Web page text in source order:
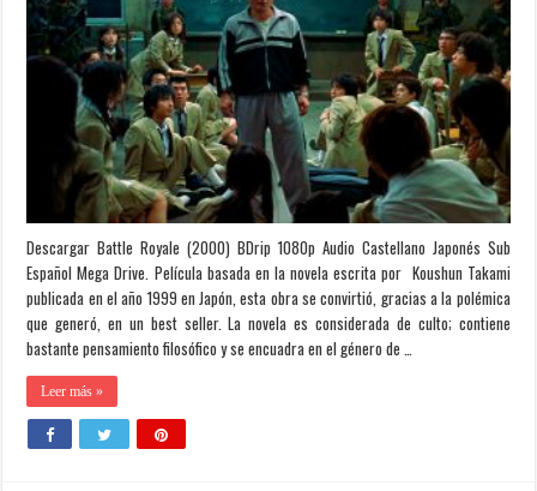
Descargar Battle Royale (2000) BDrip 1080p Audio Castellano Japonés Sub
Español Mega Drive. Película basada en la novela escrita por Koushun Takami
publicada en el año 1999 en Japón, esta obra se convirtió, gracias a la polémica
que generó, en un best seller. La novela es considerada de culto; contiene
bastante pensamiento filosófico y se encuadra en el género de …
Leer más »